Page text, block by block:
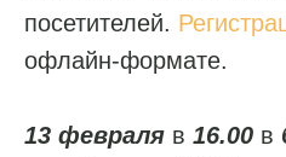
посетителей.
офлайн-формате.
13 февраля в 16.00 в